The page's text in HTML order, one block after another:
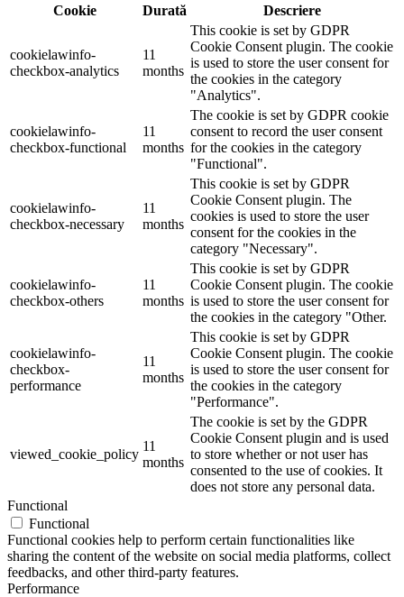
Cookie
Durată Descriere
cookielawinfo-
checkbox-analytics
11
months
This cookie is set by GDPR
Cookie Consent plugin. The cookie
is used to store the user consent for
the cookies in the category
"Analytics".
cookielawinfo-
checkbox-functional
11
months
The cookie is set by GDPR cookie
consent to record the user consent
for the cookies in the category
"Functional".
cookielawinfo-
checkbox-necessary
11
months
This cookie is set by GDPR
Cookie Consent plugin. The
cookies is used to store the user
consent for the cookies in the
category "Necessary".
cookielawinfo-
checkbox-others
11
months
This cookie is set by GDPR
Cookie Consent plugin. The cookie
is used to store the user consent for
the cookies in the category "Other.
cookielawinfo-
checkbox-
performance
11
months
This cookie is set by GDPR
Cookie Consent plugin. The cookie
is used to store the user consent for
the cookies in the category
"Performance".
viewed_cookie_policy
11
months
The cookie is set by the GDPR
Cookie Consent plugin and is used
to store whether or not user has
consented to the use of cookies. It
does not store any personal data.
Functional
Functional
Functional cookies help to perform certain functionalities like
sharing the content of the website on social media platforms, collect
feedbacks, and other third-party features.
Performance